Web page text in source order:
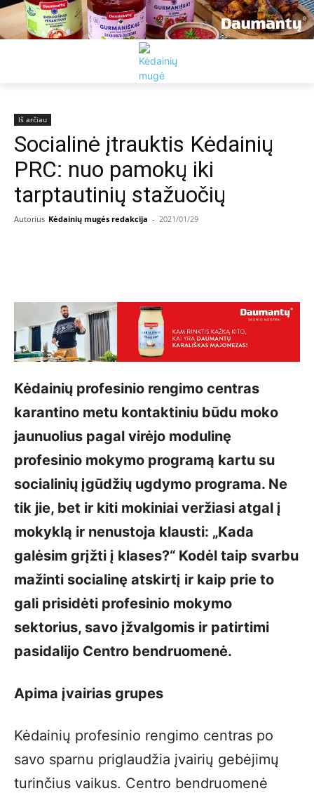
Iš arčiau
Socialinė įtrauktis Kėdainių
PRC: nuo pamokų iki
tarptautinių stažuočių
Autorius Kėdainių mugės redakcija - 2021/01/29
Kėdainių profesinio rengimo centras
karantino metu kontaktiniu būdu moko
jaunuolius pagal virėjo modulinę
profesinio mokymo programą kartu su
socialinių įgūdžių ugdymo programa. Ne
tik jie, bet ir kiti mokiniai veržiasi atgal į
mokyklą ir nenustoja klausti: „Kada
galėsim grįžti į klases?“ Kodėl taip svarbu
mažinti socialinę atskirtį ir kaip prie to
gali prisidėti profesinio mokymo
sektorius, savo įžvalgomis ir patirtimi
pasidalijo Centro bendruomenė.
Apima įvairias grupes
Kėdainių profesinio rengimo centras po
savo sparnu priglaudžia įvairių gebėjimų
turinčius vaikus. Centro bendruomenė